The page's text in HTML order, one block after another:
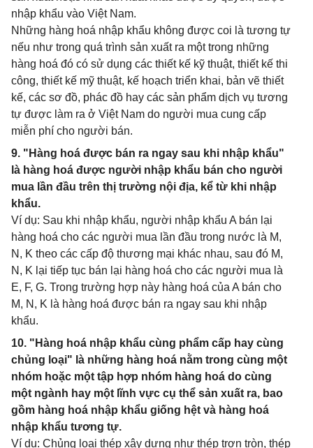
nhập khẩu vào Việt Nam.
Những hàng hoá nhập khẩu không được coi là tương tự
nếu như trong quá trình sản xuất ra một trong những
hàng hoá đó có sử dụng các thiết kế kỹ thuật, thiết kế thi
công, thiết kế mỹ thuật, kế hoạch triển khai, bản vẽ thiết
kế, các sơ đồ, phác đồ hay các sản phẩm dịch vụ tương
tự được làm ra ở Việt Nam do người mua cung cấp
miễn phí cho người bán.
9. "Hàng hoá được bán ra ngay sau khi nhập khẩu"
là hàng hoá được người nhập khẩu bán cho người
mua lần đầu trên thị trường nội địa, kể từ khi nhập
khẩu.
Ví dụ: Sau khi nhập khẩu, người nhập khẩu A bán lại
hàng hoá cho các người mua lần đầu trong nước là M,
N, K theo các cấp độ thương mại khác nhau, sau đó M,
N, K lại tiếp tục bán lại hàng hoá cho các người mua là
E, F, G. Trong trường hợp này hàng hoá của A bán cho
M, N, K là hàng hoá được bán ra ngay sau khi nhập
khẩu.
10. "Hàng hoá nhập khẩu cùng phẩm cấp hay cùng
chủng loại" là những hàng hoá nằm trong cùng một
nhóm hoặc một tập hợp nhóm hàng hoá do cùng
một ngành hay một lĩnh vực cụ thể sản xuất ra, bao
gồm hàng hoá nhập khẩu giống hệt và hàng hoá
nhập khẩu tương tự.
Ví dụ: Chủng loại thép xây dựng như thép trơn tròn, thép